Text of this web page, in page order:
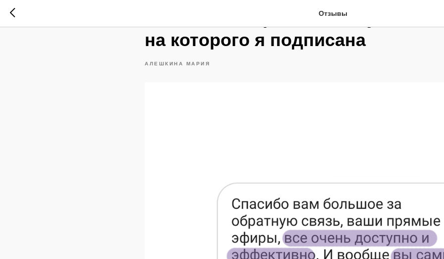
Отзывы
Вы самый хороший консультант
на которого я подписана
АЛЕШКИНА МАРИЯ